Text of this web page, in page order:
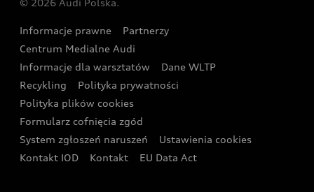
Wyszukaj najbliższego Partnera Audi
Oferta dla przedsiębiorców
Oferta dla klientów prywatnych
Kalkulator rat
Ubezpieczenie
Zasięg
Gwarancja
Akcje serwisowe Audi
Katalog online akcesoriów
Audi i Muzeum Sztuki Nowoczesnej w Warszawie
Audi driving experience
Audi quattro Cup
Audi i Puchar Świata w Skokach Narciarskich w
Zakopanem
© 2026 Audi Polska.
Informacje prawne
Partnerzy
Centrum Medialne Audi
Informacje dla warsztatów
Dane WLTP
Recykling
Polityka prywatności
Polityka plików cookies
Formularz cofnięcia zgód
System zgłoszeń naruszeń
Ustawienia cookies
Kontakt IOD
Kontakt EU Data Act